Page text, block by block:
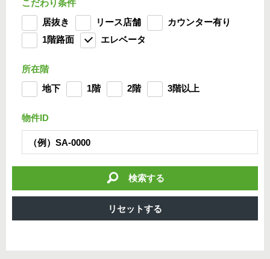
こだわり条件
居抜き
リース店舗
カウンター有り
1階路面
エレベータ
所在階
地下
1階 2階 3階以上
物件ID
検索する